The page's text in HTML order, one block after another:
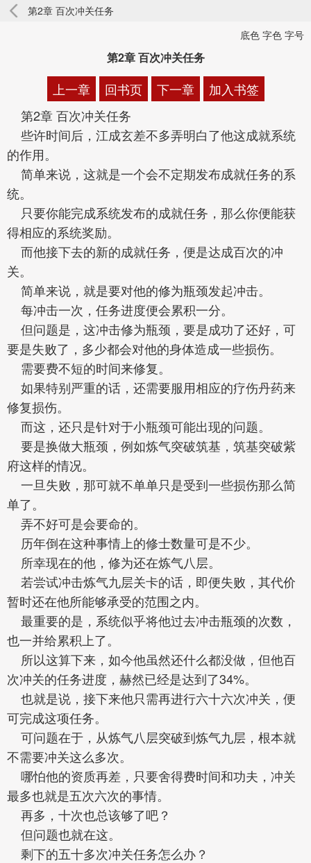
第2章 百次冲关任务
底色 字色 字号
第2章 百次冲关任务
上一章 回书页 下一章
加入书签
第2章 百次冲关任务
些许时间后，江成玄差不多弄明白了他这成就系统
的作用。
简单来说，这就是一个会不定期发布成就任务的系
统。
只要你能完成系统发布的成就任务，那么你便能获
得相应的系统奖励。
而他接下去的新的成就任务，便是达成百次的冲
关。
简单来说，就是要对他的修为瓶颈发起冲击。
每冲击一次，任务进度便会累积一分。
但问题是，这冲击修为瓶颈，要是成功了还好，可
要是失败了，多少都会对他的身体造成一些损伤。
需要费不短的时间来修复。
如果特别严重的话，还需要服用相应的疗伤丹药来
修复损伤。
而这，还只是针对于小瓶颈可能出现的问题。
要是换做大瓶颈，例如炼气突破筑基，筑基突破紫
府这样的情况。
一旦失败，那可就不单单只是受到一些损伤那么简
单了。
弄不好可是会要命的。
历年倒在这种事情上的修士数量可是不少。
所幸现在的他，修为还在炼气八层。
若尝试冲击炼气九层关卡的话，即便失败，其代价
暂时还在他所能够承受的范围之内。
最重要的是，系统似乎将他过去冲击瓶颈的次数，
也一并给累积上了。
所以这算下来，如今他虽然还什么都没做，但他百
次冲关的任务进度，赫然已经是达到了34%。
也就是说，接下来他只需再进行六十六次冲关，便
可完成这项任务。
可问题在于，从炼气八层突破到炼气九层，根本就
不需要冲关这么多次。
哪怕他的资质再差，只要舍得费时间和功夫，冲关
最多也就是五次六次的事情。
再多，十次也总该够了吧？
但问题也就在这。
剩下的五十多次冲关任务怎么办？